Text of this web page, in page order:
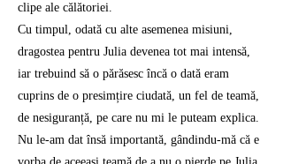
clipe ale călătoriei.
Cu timpul, odată cu alte asemenea misiuni,
dragostea pentru Julia devenea tot mai intensă,
iar trebuind să o părăsesc încă o dată eram
cuprins de o presimțire ciudată, un fel de teamă,
de nesiguranță, pe care nu mi le puteam explica.
Nu le-am dat însă importantă, gândindu-mă că e
vorba de aceeași teamă de a nu o pierde pe Julia.